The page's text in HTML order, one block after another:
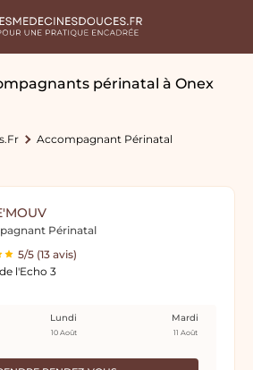
périnatal à Onex
Accompagnant Périnatal
Périnatal
5/5 (13 avis)
l'Echo 3
Lundi
10 Août
Mardi
11 Août